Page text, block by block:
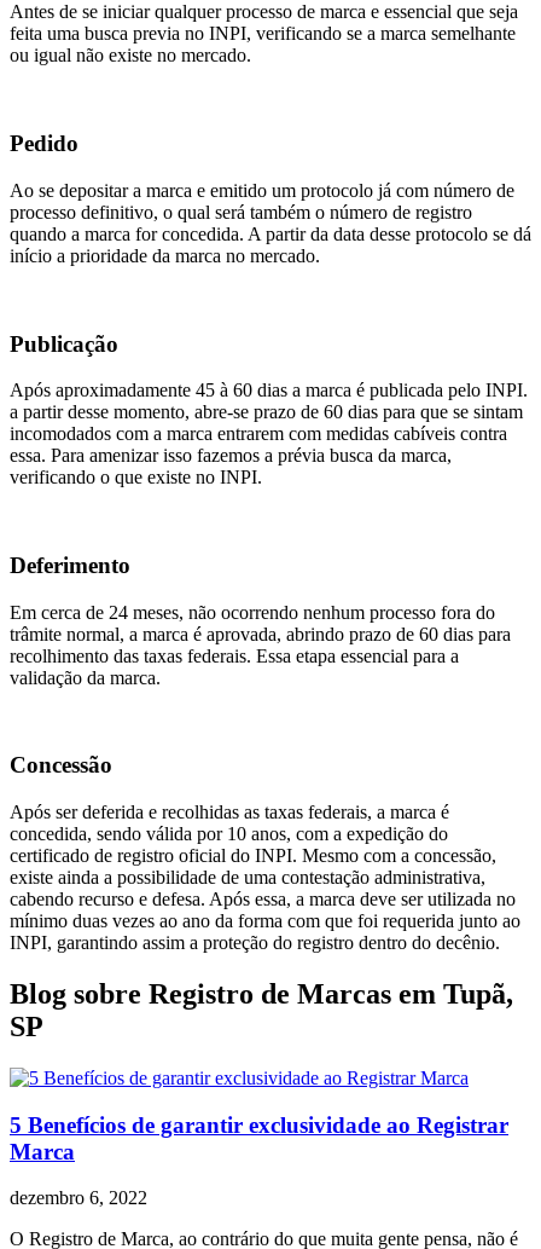
Antes de se iniciar qualquer processo de marca e essencial que seja
feita uma busca previa no INPI, verificando se a marca semelhante
ou igual não existe no mercado.
Pedido
Ao se depositar a marca e emitido um protocolo já com número de
processo definitivo, o qual será também o número de registro
quando a marca for concedida. A partir da data desse protocolo se dá
início a prioridade da marca no mercado.
Publicação
Após aproximadamente 45 à 60 dias a marca é publicada pelo INPI.
a partir desse momento, abre-se prazo de 60 dias para que se sintam
incomodados com a marca entrarem com medidas cabíveis contra
essa. Para amenizar isso fazemos a prévia busca da marca,
verificando o que existe no INPI.
Deferimento
Em cerca de 24 meses, não ocorrendo nenhum processo fora do
trâmite normal, a marca é aprovada, abrindo prazo de 60 dias para
recolhimento das taxas federais. Essa etapa essencial para a
validação da marca.
Concessão
Após ser deferida e recolhidas as taxas federais, a marca é
concedida, sendo válida por 10 anos, com a expedição do
certificado de registro oficial do INPI. Mesmo com a concessão,
existe ainda a possibilidade de uma contestação administrativa,
cabendo recurso e defesa. Após essa, a marca deve ser utilizada no
mínimo duas vezes ao ano da forma com que foi requerida junto ao
INPI, garantindo assim a proteção do registro dentro do decênio.
Blog sobre Registro de Marcas em Tupã,
SP
5 Benefícios de garantir exclusividade ao Registrar
Marca
dezembro 6, 2022
O Registro de Marca, ao contrário do que muita gente pensa, não é